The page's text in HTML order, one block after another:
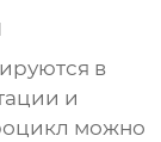
в
и
можно